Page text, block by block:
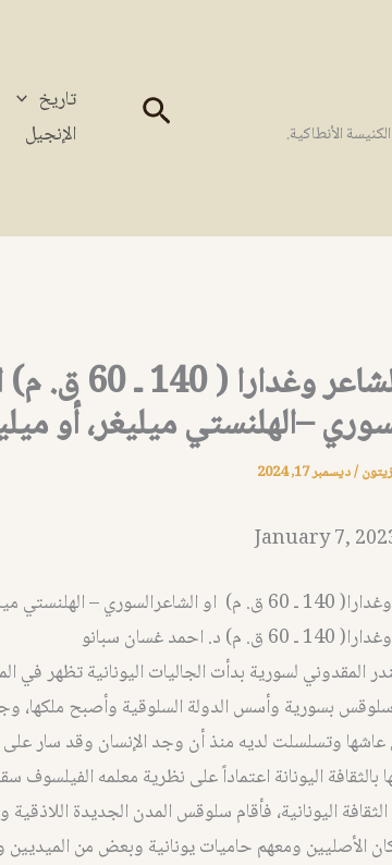
الأنطاكية. البحث تاريخ
الإنجيل
ميليغر الشاعر وغدارا ( 140
–الهلنستي ميليغر، أو
/ديسمبر 17, 2024
January 7,
ميليغر، أو ميلياغروس
احمد غسان سبانو
المقدوني لسورية بدأت الجاليات اليونانية تظهر في
سلوقس بسورية وأسس الدولة السلوقية وأصبح ملكها،
عاشها وتسلسلت لديه منذ أن وجد الإنسان وقد سار
اليونانة اعتماداً على نظرية معلمه الفيلسوف
اليونانية، فأقام سلوقس المدن الجديدة اللاذقية
الأصليين ومعهم حاميات يونانية وبعض من الميديين